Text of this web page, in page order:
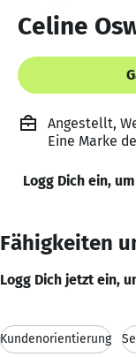
Celine
Angestellt,
Eine Marke
Logg Dich ein,
Fähigkeiten
Logg Dich jetzt ein,
Kundenorientierung